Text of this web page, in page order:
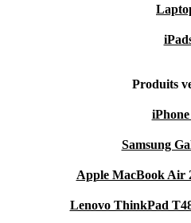
Produits
iPhone
Samsung
Apple MacBook Air
Lenovo ThinkPad